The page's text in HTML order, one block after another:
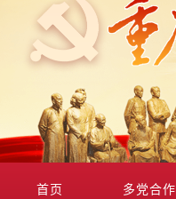
首页 多党合作